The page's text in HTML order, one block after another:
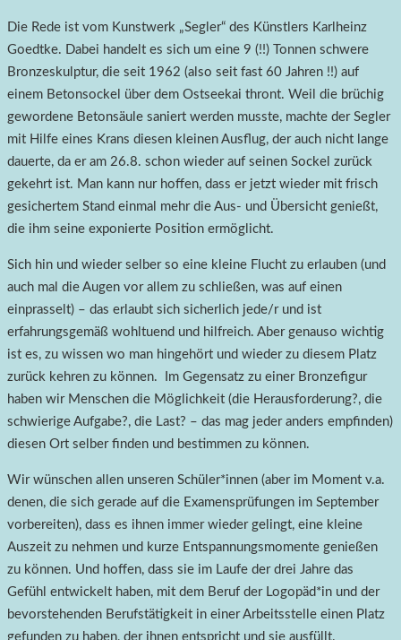
Die Rede ist vom Kunstwerk „Segler“ des Künstlers Karlheinz
Goedtke. Dabei handelt es sich um eine 9 (!!) Tonnen schwere
Bronzeskulptur, die seit 1962 (also seit fast 60 Jahren !!) auf
einem Betonsockel über dem Ostseekai thront. Weil die brüchig
gewordene Betonsäule saniert werden musste, machte der Segler
mit Hilfe eines Krans diesen kleinen Ausflug, der auch nicht lange
dauerte, da er am 26.8. schon wieder auf seinen Sockel zurück
gekehrt ist. Man kann nur hoffen, dass er jetzt wieder mit frisch
gesichertem Stand einmal mehr die Aus- und Übersicht genießt,
die ihm seine exponierte Position ermöglicht.
Sich hin und wieder selber so eine kleine Flucht zu erlauben (und
auch mal die Augen vor allem zu schließen, was auf einen
einprasselt) – das erlaubt sich sicherlich jede/r und ist
erfahrungsgemäß wohltuend und hilfreich. Aber genauso wichtig
ist es, zu wissen wo man hingehört und wieder zu diesem Platz
zurück kehren zu können. Im Gegensatz zu einer Bronzefigur
haben wir Menschen die Möglichkeit (die Herausforderung?, die
schwierige Aufgabe?, die Last? – das mag jeder anders empfinden)
diesen Ort selber finden und bestimmen zu können.
Wir wünschen allen unseren Schüler*innen (aber im Moment v.a.
denen, die sich gerade auf die Examensprüfungen im September
vorbereiten), dass es ihnen immer wieder gelingt, eine kleine
Auszeit zu nehmen und kurze Entspannungsmomente genießen
zu können. Und hoffen, dass sie im Laufe der drei Jahre das
Gefühl entwickelt haben, mit dem Beruf der Logopäd*in und der
bevorstehenden Berufstätigkeit in einer Arbeitsstelle einen Platz
gefunden zu haben, der ihnen entspricht und sie ausfüllt.